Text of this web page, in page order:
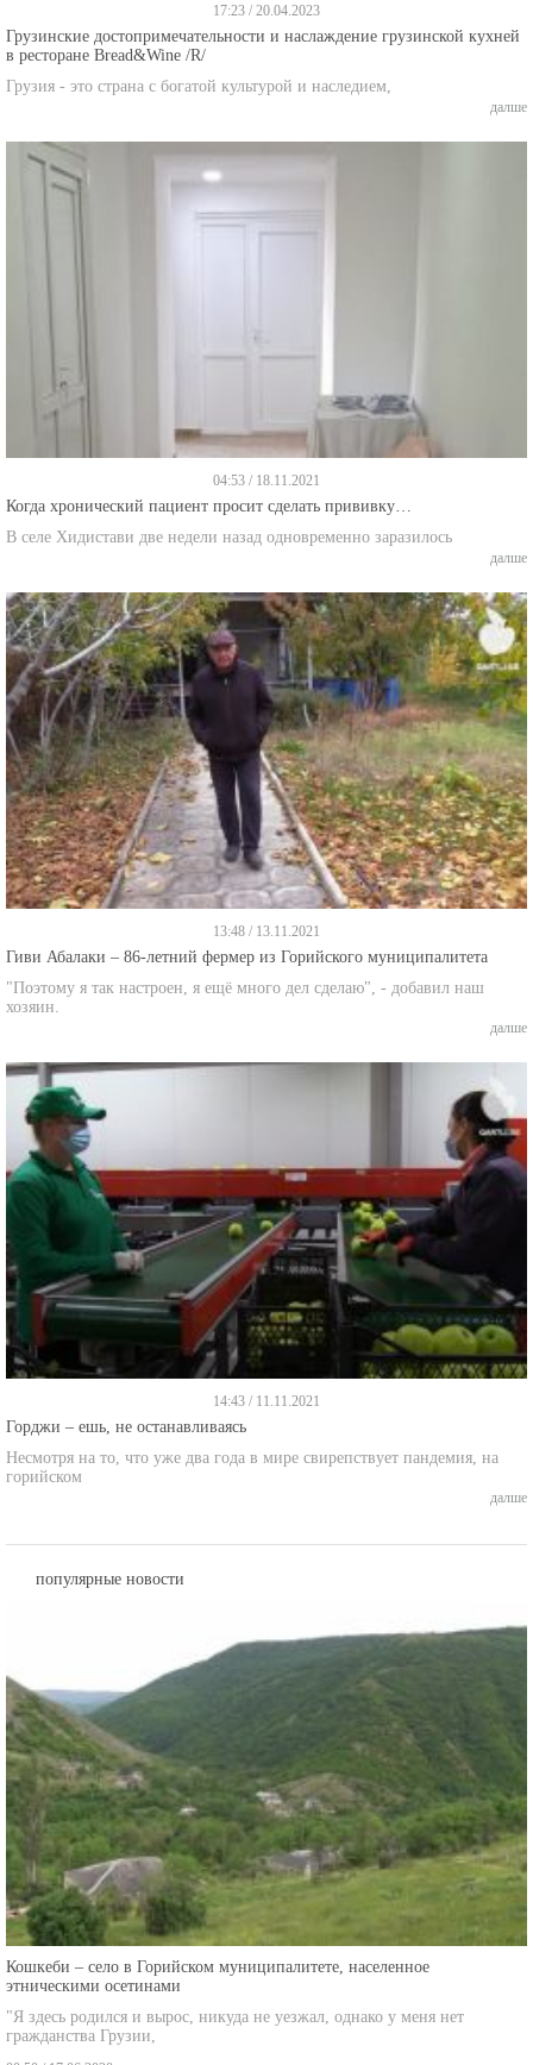
17:23 / 20.04.2023
Грузинские достопримечательности и наслаждение грузинской кухней
в ресторане Bread&Wine /R/
Грузия - это страна с богатой культурой и наследием,
далше
04:53 / 18.11.2021
Когда хронический пациент просит сделать прививку…
В селе Хидистави две недели назад одновременно заразилось
далше
13:48 / 13.11.2021
Гиви Абалаки – 86-летний фермер из Горийского муниципалитета
"Поэтому я так настроен, я ещё много дел сделаю", - добавил наш
хозяин.
далше
14:43 / 11.11.2021
Горджи – ешь, не останавливаясь
Несмотря на то, что уже два года в мире свирепствует пандемия, на
горийском
далше
популярные новости
Кошкеби – село в Горийском муниципалитете, населенное
этническими осетинами
"Я здесь родился и вырос, никуда не уезжал, однако у меня нет
гражданства Грузии,